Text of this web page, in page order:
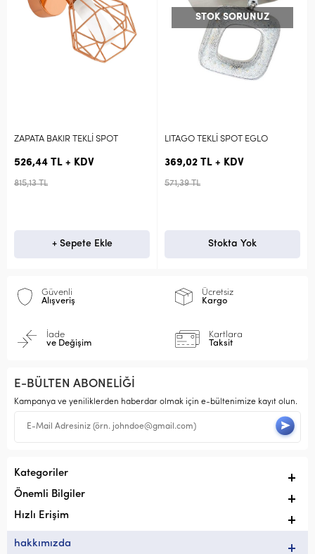
ZAPATA BAKIR TEKLİ SPOT
526,44 TL + KDV
815,13 TL
+ Sepete Ekle
STOK SORUNUZ
LITAGO TEKLİ SPOT EGLO
369,02 TL + KDV
571,39 TL
Stokta Yok
Güvenli
Alışveriş
Ücretsiz
Kargo
İade
ve Değişim
Kartlara
Taksit
E-BÜLTEN ABONELİĞİ
Kampanya ve yeniliklerden haberdar olmak için e-bültenimize kayıt olun.
Kategoriler
Önemli Bilgiler
Hızlı Erişim
hakkımızda